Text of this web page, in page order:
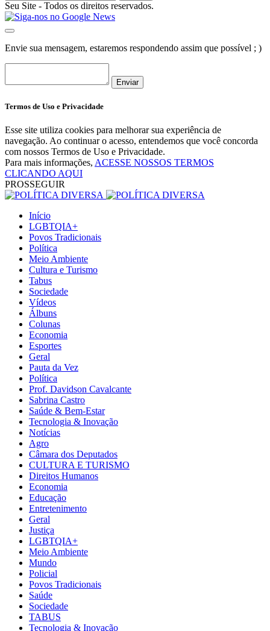
Seu Site - Todos os direitos reservados.
Envie sua mensagem, estaremos respondendo assim que possível ; )
Enviar
Termos de Uso e Privacidade
Esse site utiliza cookies para melhorar sua experiência de
navegação. Ao continuar o acesso, entendemos que você concorda
com nossos Termos de Uso e Privacidade.
Para mais informações, ACESSE NOSSOS TERMOS
CLICANDO AQUI
PROSSEGUIR
Início
LGBTQIA+
Povos Tradicionais
Política
Meio Ambiente
Cultura e Turismo
Tabus
Sociedade
Vídeos
Álbuns
Colunas
Economia
Esportes
Geral
Pauta da Vez
Política
Prof. Davidson Cavalcante
Sabrina Castro
Saúde & Bem-Estar
Tecnologia & Inovação
Notícias
Agro
Câmara dos Deputados
CULTURA E TURISMO
Direitos Humanos
Economia
Educação
Entretenimento
Geral
Justiça
LGBTQIA+
Meio Ambiente
Mundo
Policial
Povos Tradicionais
Saúde
Sociedade
TABUS
Tecnologia & Inovação